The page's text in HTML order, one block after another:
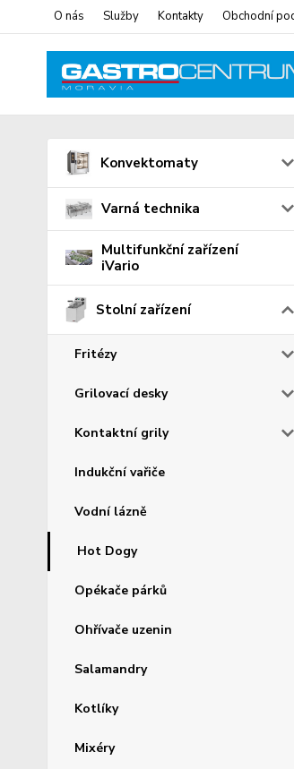
O nás Služby Kontakty Obchodní
Konvektomaty
Varná technika
Multifunkční zařízení
iVario
Stolní zařízení
Fritézy
Grilovací desky
Kontaktní grily
Indukční vařiče
Vodní lázně
Hot Dogy
Opékače párků
Ohřívače uzenin
Salamandry
Kotlíky
Mixéry